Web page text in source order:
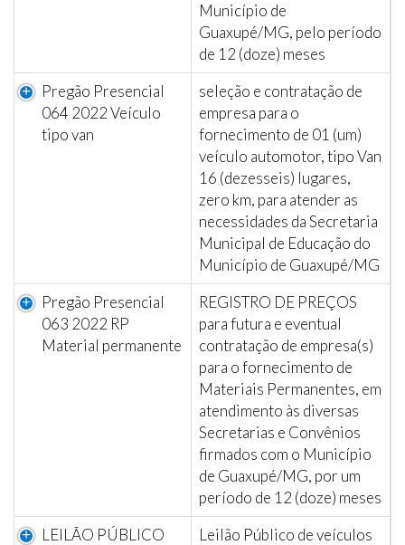
Município de
Guaxupé/MG, pelo período
de 12 (doze) meses
Pregão Presencial
064 2022 Veículo
tipo van
seleção e contratação de
empresa para o
fornecimento de 01 (um)
veículo automotor, tipo Van
16 (dezesseis) lugares,
zero km, para atender as
necessidades da Secretaria
Municipal de Educação do
Município de Guaxupé/MG
Pregão Presencial
063 2022 RP
Material permanente
REGISTRO DE PREÇOS
para futura e eventual
contratação de empresa(s)
para o fornecimento de
Materiais Permanentes, em
atendimento às diversas
Secretarias e Convênios
firmados com o Município
de Guaxupé/MG, por um
período de 12 (doze) meses
LEILÃO PÚBLICO
Leilão Público de veículos